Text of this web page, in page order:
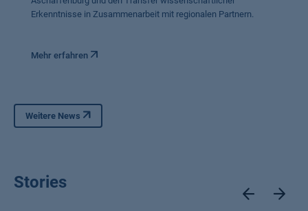
Erkenntnisse in Zusammenarbeit mit regionalen Partnern.
Mehr erfahren
Weitere News
Stories